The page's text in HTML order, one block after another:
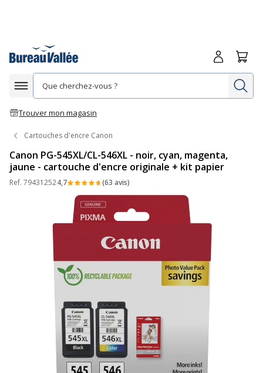
Afficher la navigation
Trouver mon magasin
Me
Cartouches d'encre Canon
Canon PG-545XL/CL-546XL - noir, cyan, magenta,
jaune - cartouche d'encre originale + kit papier
Ref. 794312524,7 (63 avis)